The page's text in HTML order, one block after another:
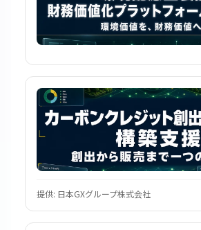
提供: 日本GXグループ株式会社